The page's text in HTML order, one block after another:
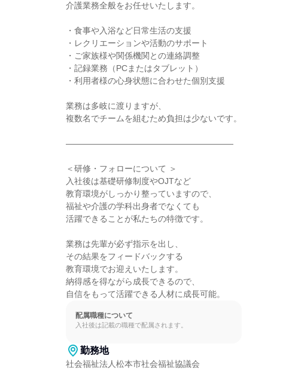
介護業務全般をお任せいたします。
・食事や入浴など日常生活の支援
・レクリエーションや活動のサポート
・ご家族様や関係機関との連絡調整
・記録業務（PCまたはタブレット）
・利用者様の心身状態に合わせた個別支援
業務は多岐に渡りますが、
複数名でチームを組むため負担は少ないです。
――――――――――――――――――――
＜研修・フォローについて ＞
入社後は基礎研修制度やOJTなど
教育環境がしっかり整っていますので、
福祉や介護の学科出身者でなくても
活躍できることが私たちの特徴です。
業務は先輩が必ず指示を出し、
その結果をフィードバックする
教育環境でお迎えいたします。
納得感を得ながら成長できるので、
自信をもって活躍できる人材に成長可能。
配属職種について
入社後は記載の職種で配属されます。
勤務地
社会福祉法人松本市社会福祉協議会